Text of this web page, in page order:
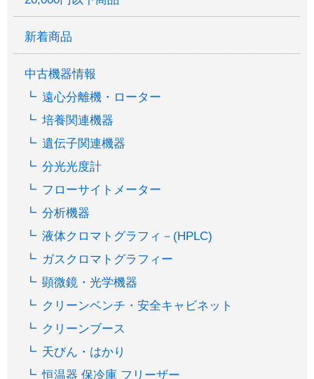
新着商品
中古機器情報
遠心分離機・ローター
培養関連機器
遺伝子関連機器
分光光度計
フローサイトメーター
分析機器
液体クロマトグラフィ－(HPLC)
ガスクロマトグラフィー
顕微鏡・光学機器
クリーンベンチ・安全キャビネット
クリーンブース
天びん・はかり
恒温器 保冷庫 フリーザー